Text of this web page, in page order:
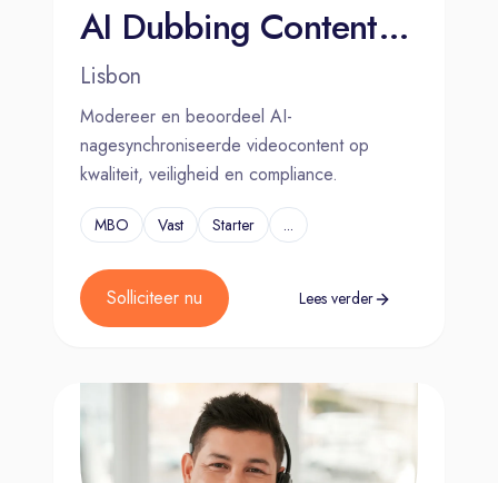
AI Dubbing Content Moderator (Dutch-Speaker) 2000€ Bonus
Lisbon
Modereer en beoordeel AI-
nagesynchroniseerde videocontent op
kwaliteit, veiligheid en compliance.
MBO Vast Starter ...
Solliciteer nu Lees verder